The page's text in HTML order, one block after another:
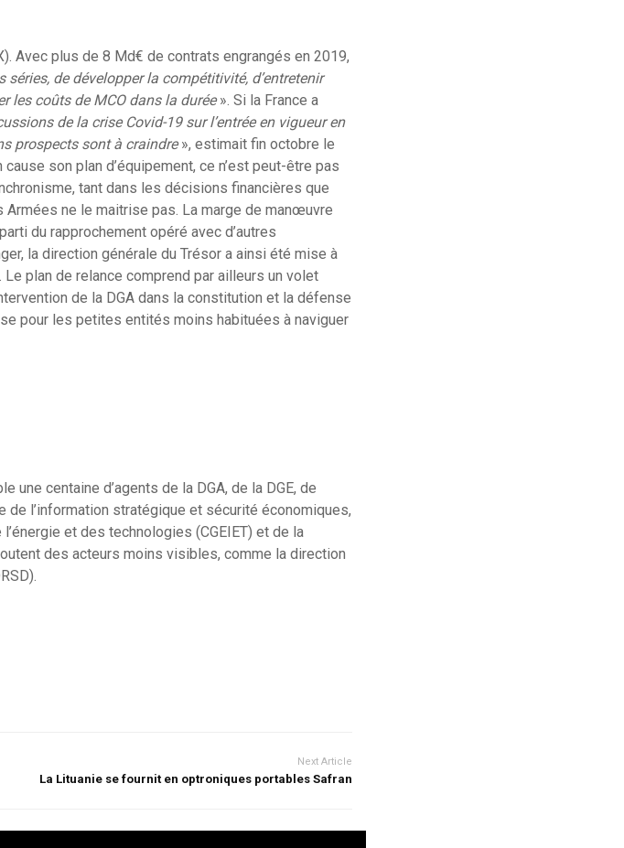
Avec plus de 8 Md€ de contrats engrangés en 2019,
séries, de développer la compétitivité, d’entretenir
les coûts de MCO dans la durée». Si la France a
de la crise Covid-19 sur l’entrée en vigueur en
prospects sont à craindre», estimait fin octobre le
son plan d’équipement, ce n’est peut-être pas
tant dans les décisions financières que
ne le maitrise pas. La marge de manœuvre
du rapprochement opéré avec d’autres
la direction générale du Trésor a ainsi été mise à
plan de relance comprend par ailleurs un volet
de la DGA dans la constitution et la défense
pour les petites entités moins habituées à naviguer
centaine d’agents de la DGA, de la DGE, de
de l’information stratégique et sécurité économiques,
et des technologies (CGEIET) et de la
des acteurs moins visibles, comme la direction
Next Article
La Lituanie se fournit en optroniques portables Safran